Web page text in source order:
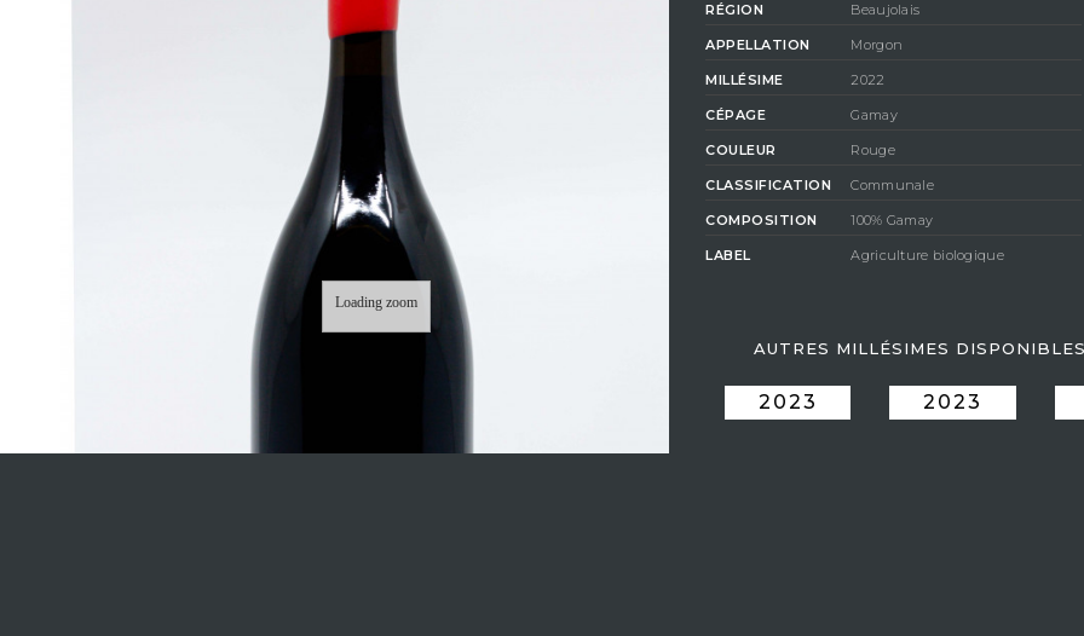
Loading zoom
RÉGION Beaujolais
APPELLATION Morgon
MILLÉSIME 2022
CÉPAGE Gamay
COULEUR Rouge
CLASSIFICATION Communale
COMPOSITION 100% Gamay
LABEL Agriculture biologique
AUTRES MILLÉSIMES DISPONIBLES
2023 2023